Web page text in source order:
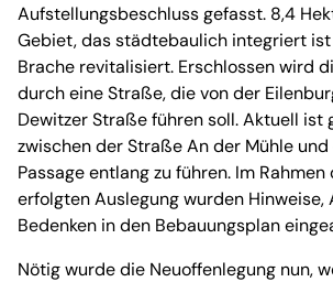
Aufstellungsbeschluss gefasst. 8,4
Gebiet, das städtebaulich integriert
Brache revitalisiert. Erschlossen wird
durch eine Straße, die von der
Dewitzer Straße führen soll. Aktuell ist
zwischen der Straße An der Mühle
Passage entlang zu führen. Im
erfolgten Auslegung wurden Hinweise,
Bedenken in den Bebauungsplan
Nötig wurde die Neuoffenlegung nun,